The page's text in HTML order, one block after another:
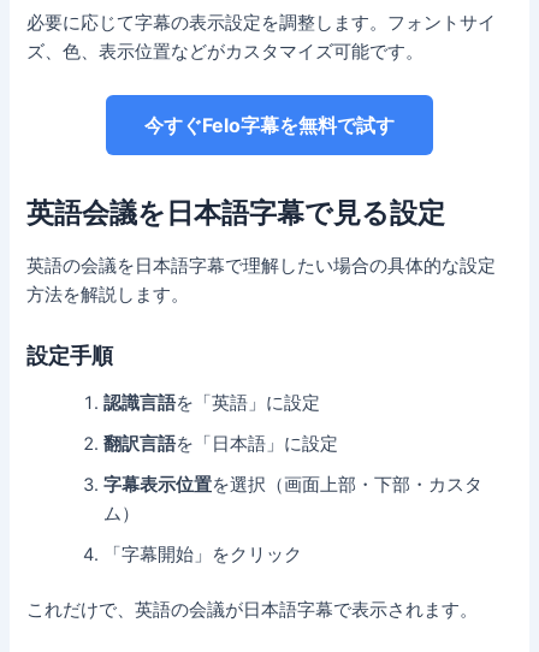
必要に応じて字幕の表示設定を調整します。フォントサイ
ズ、色、表示位置などがカスタマイズ可能です。
今すぐFelo字幕を無料で試す
英語会議を日本語字幕で見る設定
英語の会議を日本語字幕で理解したい場合の具体的な設定
方法を解説します。
設定手順
認識言語を「英語」に設定
翻訳言語を「日本語」に設定
字幕表示位置を選択（画面上部・下部・カスタ
ム）
「字幕開始」をクリック
これだけで、英語の会議が日本語字幕で表示されます。